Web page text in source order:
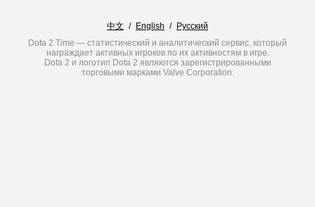
中文 / English / Русский
Dota 2 Time — статистический и аналитический сервис, который
награждает активных игроков по их активностям в игре.
Dota 2 и логотип Dota 2 являются зарегистрированными
торговыми марками Valve Corporation.